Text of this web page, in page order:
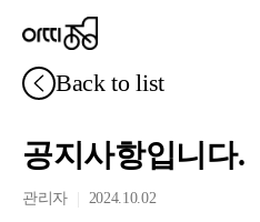
Back to list
공지사항입니다.
관리자 2024.10.02